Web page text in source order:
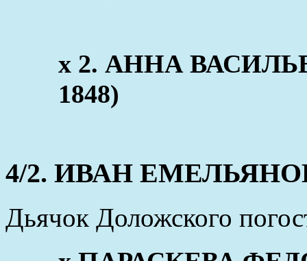
х 2. АННА
1848)
4/2. ИВАН ЕМЕЛЬЯНОВ
Дьячок Доложского